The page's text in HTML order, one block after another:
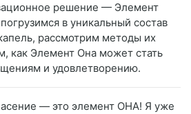
решение — Элемент
в уникальный состав
рассмотрим методы их
как Элемент Она может стать
и удовлетворению.
— это элемент ОНА! Я уже